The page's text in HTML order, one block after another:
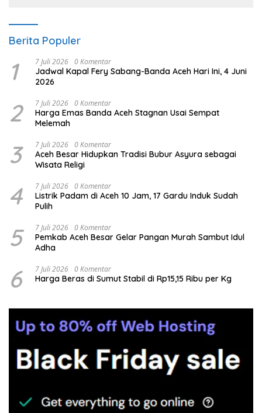
Berita Populer
1 7 Juli 2026 0 Komentar
Jadwal Kapal Fery Sabang-Banda Aceh Hari Ini, 4 Juni
2026
2 7 Juli 2026 0 Komentar
Harga Emas Banda Aceh Stagnan Usai Sempat
Melemah
3 7 Juli 2026 0 Komentar
Aceh Besar Hidupkan Tradisi Bubur Asyura sebagai
Wisata Religi
4 7 Juli 2026 0 Komentar
Listrik Padam di Aceh 10 Jam, 17 Gardu Induk Sudah
Pulih
5 7 Juli 2026 0 Komentar
Pemkab Aceh Besar Gelar Pangan Murah Sambut Idul
Adha
6 7 Juli 2026 0 Komentar
Harga Beras di Sumut Stabil di Rp15,15 Ribu per Kg